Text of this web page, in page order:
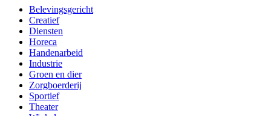
Belevingsgericht
Creatief
Diensten
Horeca
Handenarbeid
Industrie
Groen en dier
Zorgboerderij
Sportief
Theater